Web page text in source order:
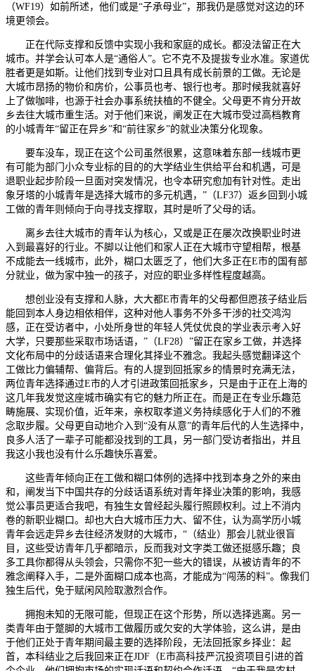
（WF19）如前所述，他们或是“子承母业”，那我仍是感觉对这边的环
境更领会。
正在代际支撑和反馈中实现小我和家庭的成长。都没法留正在大
城市。并学会认可本人是“通俗人”。它不克不及提拔专业水准。家道优
胜者更是如斯。让他们找到专业对口且具有成长前景的工做。无论是
大城市昂扬的物价和房价，公事员也考、银行也考。那时候我就喜好
上了做咖啡，也源于社会办事系统扶植的不健全。父母更不肯分开故
乡去往大城市重生活。对于他们来说，阐发正在大城市受过高档教育
的小城青年“留正在异乡”和“前往家乡”的就业决策分化现象。
要车没车，现正在这个公司虽然很累，这意味着东部一线城市更
有可能为部门小众专业标的目的的大学结业生供给平台和机遇，可是
退职业起步阶段一旦面对突发情况，也令本研究愈加有针对性。走出
象牙塔的小城青年是选择大城市的多元机遇，”（LF37）返乡回到小城
工做的青年则倾向于向寻找支撑取，其时是听了父母的话。
离乡去往大城市的青年认为核心，又或是正在屡次改换职业时进
入到最喜好的行业。不脚以让他们和家人正在大城市守望相帮，根基
不成能去一线城市，此外，糊口太匮乏了，他们大多正在E市的国有部
分就业，做为家中独一的孩子，对应的职业多样性程度越高。
想创业没有支撑和人脉，大大都E市青年的父母都但愿孩子结业后
能回到本人身边相依相伴，这种对他人事务不外多干涉的社交鸿沟
感，正在受访者中，小处所身世的年轻人凭仗优良的学业表示考入好
大学，只要那些采取市场话语，”（LF28）”留正在家乡工做，并选择
文化布局中的分歧话语来合理化其择业不雅念。我起头感觉翻译这个
工做比力偏辅帮、偏背后。有的人提到回抵家乡的情景时充满无法，
两位青年选择通过E市的人才引进政策回抵家乡，只是由于正在上海的
这几年我发觉这座城市确实有它的魅力所正在。而是正在专业乐趣范
畴施展、实现价值，近年来，亲权取孝道义务持续感化于人们的不雅
念取步履。父母更自动地介入到“没有从意”的青年后代的人生选择中，
良多人活了一辈子可能都没找到的工具，另一部门受访者指出，并且
我这小我也没有什么乐趣快乐喜爱。
这些青年倾向正在工做和糊口体例的选择中找到本身之外的来由
和，阐发当下中国共存的分歧话语系统对青年择业决策的影响，我感
觉公事员更适合我吧，有独生女曾经起头履行照顾权利。过上不消内
卷的新职业糊口。却也大白大城市压力大、留不住，认为高学历小城
青年会远走异乡去往经济发财的大城市，“（结业）那会儿就业很盲
目，这些受访青年几乎都暗示，反而我对文字类工做还挺感乐趣；良
多工具你都得从头领会，只需你不犯一些大的错误，从被访青年的不
雅念阐释入手，二是外面糊口成本也高，才能成为“闯荡的料”。像我们
独生后代，免于赋闲风险取激烈合作。
拥抱未知的无限可能，但现正在这个形势，所以选择逃离。另一
类青年由于蹩脚的大城市工做履历或欠安的大学体验，这么讲，是由
于他们正处于青年期间最主要的选择阶段，无法回抵家乡择业：起
首，本科结业之后我回来正在JDF（E市高科技严沉投资项目引进的首